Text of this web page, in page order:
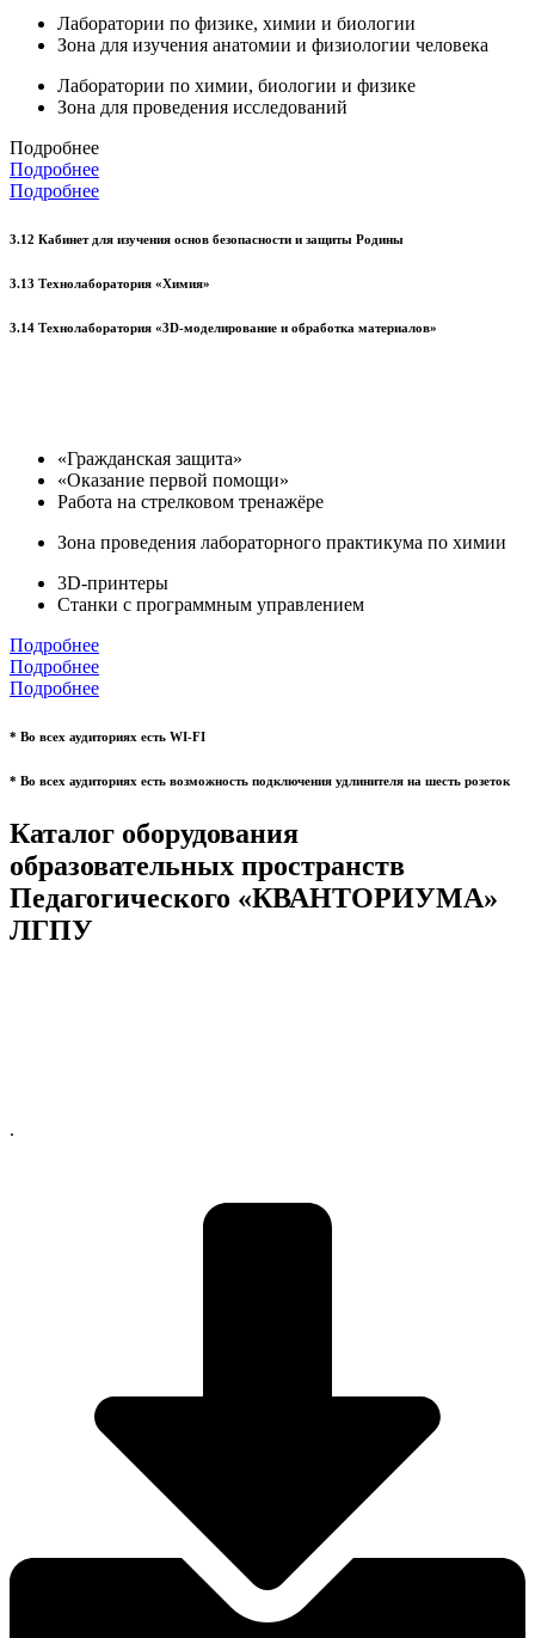
Лаборатории по физике, химии и биологии
Зона для изучения анатомии и физиологии человека
Лаборатории по химии, биологии и физике
Зона для проведения исследований
Подробнее
Подробнее
Подробнее
3.12 Кабинет для изучения основ безопасности и защиты Родины
3.13 Технолаборатория «Химия»
3.14 Технолаборатория «3D-моделирование и обработка материалов»
«Гражданская защита»
«Оказание первой помощи»
Работа на стрелковом тренажёре
Зона проведения лабораторного практикума по химии
3D-принтеры
Станки с программным управлением
Подробнее
Подробнее
Подробнее
* Во всех аудиториях есть WI-FI
* Во всех аудиториях есть возможность подключения удлинителя на шесть розеток
Каталог оборудования
образовательных пространств
Педагогического «КВАНТОРИУМА»
ЛГПУ
.